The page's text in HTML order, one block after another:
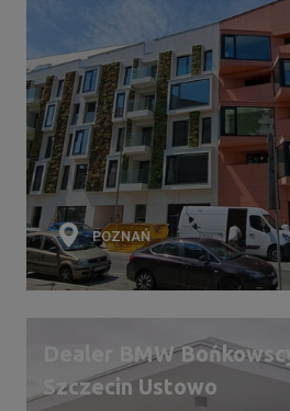
POZNAŃ
Dealer BMW Bońkowscy
Szczecin Ustowo